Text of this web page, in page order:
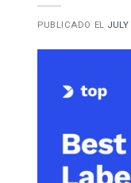
PUBLICADO EL JULY